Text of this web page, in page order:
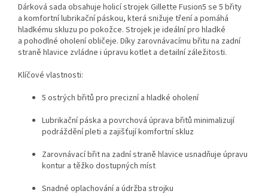
Dárková sada obsahuje holicí strojek Gillette Fusion5 se 5 břity
a komfortní lubrikační páskou, která snižuje tření a pomáhá
hladkému skluzu po pokožce. Strojek je ideální pro hladké
a pohodlné oholení obličeje. Díky zarovnávacímu břitu na zadní
straně hlavice zvládne i úpravu kotlet a detailní záležitosti.
Klíčové vlastnosti:
5 ostrých břitů pro precizní a hladké oholení
Lubrikační páska a povrchová úprava břitů minimalizují
podráždění pleti a zajišťují komfortní skluz
Zarovnávací břit na zadní straně hlavice usnadňuje úpravu
kontur a těžko dostupných míst
Snadné oplachování a údržba strojku